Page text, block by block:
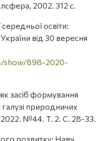
2002. 312 с.
освіти:
від 30 вересня
show/898-2020-
засіб формування
природничих
2022. №44. Т. 2. С. 28-33.
розвитку: Навч.